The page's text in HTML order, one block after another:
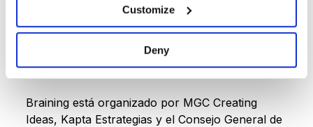
Customize
Deny
“Para el centro educativo, disponer de esta
información le permitirá adecuar y ajustar su
sus familias de una manera más consciente”
Braining está organizado por MGC Creating
Ideas, Kapta Estrategias y el Consejo General de